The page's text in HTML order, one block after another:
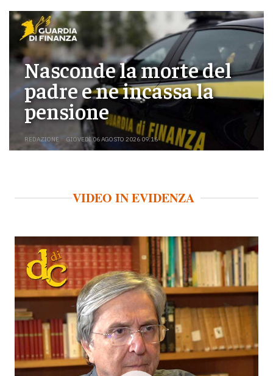
Nasconde la morte del
padre e ne incassa la
pensione
REDAZIONE GIOVEDÌ 06 AGOSTO 2026 09:16
VIDEO IN EVIDENZA